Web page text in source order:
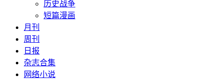
历史战争
短篇漫画
月刊
周刊
日报
杂志合集
网络小说